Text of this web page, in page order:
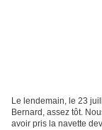
Le lendemain, le 23
Bernard, assez tôt.
avoir pris la navette